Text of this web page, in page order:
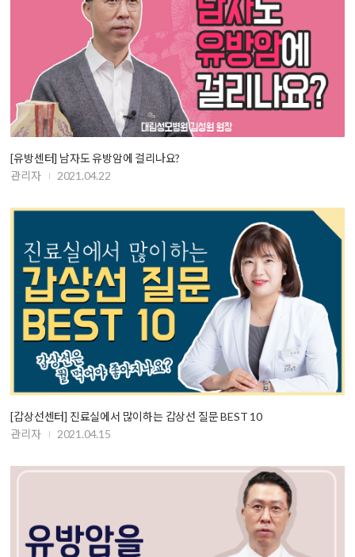
[유방센터] 남자도 유방암에 걸리나요?
관리자
2021.04.22
[갑상선센터] 진료실에서 많이하는 갑상선 질문 BEST 10
관리자
2021.04.15